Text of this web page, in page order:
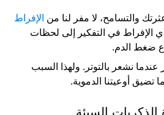
والتسامح، لا مفر لنا من الإفراط
الإفراط في التفكير إلى لحظات
ضغط الدم.
عندما نشعر بالتوتر. ولهذا السبب
تضيق أوعيتنا الدموية.